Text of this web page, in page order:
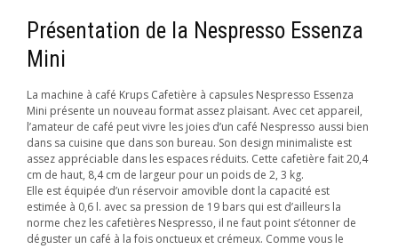
Présentation de la Nespresso Essenza
Mini
La machine à café Krups Cafetière à capsules Nespresso Essenza
Mini présente un nouveau format assez plaisant. Avec cet appareil,
l’amateur de café peut vivre les joies d’un café Nespresso aussi bien
dans sa cuisine que dans son bureau. Son design minimaliste est
assez appréciable dans les espaces réduits. Cette cafetière fait 20,4
cm de haut, 8,4 cm de largeur pour un poids de 2, 3 kg.
Elle est équipée d’un réservoir amovible dont la capacité est
estimée à 0,6 l. avec sa pression de 19 bars qui est d’ailleurs la
norme chez les cafetières Nespresso, il ne faut point s’étonner de
déguster un café à la fois onctueux et crémeux. Comme vous le